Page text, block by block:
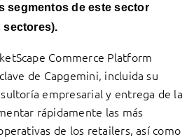
segmentos de este sector
sectores).
Commerce Platform
de Capgemini, incluida su
empresarial y entrega de la
rápidamente las más
de los retailers, así como